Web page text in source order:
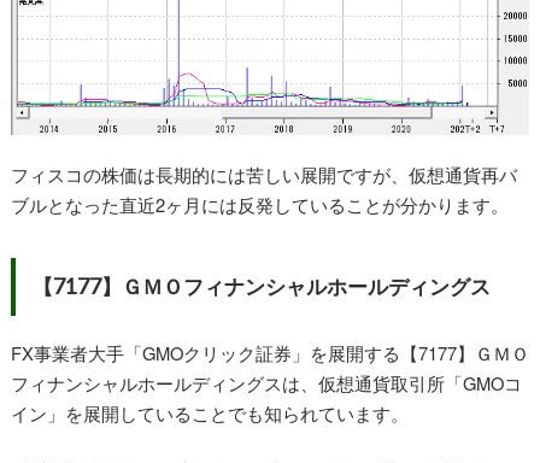
フィスコの株価は長期的には苦しい展開ですが、仮想通貨再バ
ブルとなった直近2ヶ月には反発していることが分かります。
【7177】ＧＭＯフィナンシャルホールディングス
FX事業者大手「GMOクリック証券」を展開する【7177】ＧＭＯ
フィナンシャルホールディングスは、仮想通貨取引所「GMOコ
イン」を展開していることでも知られています。